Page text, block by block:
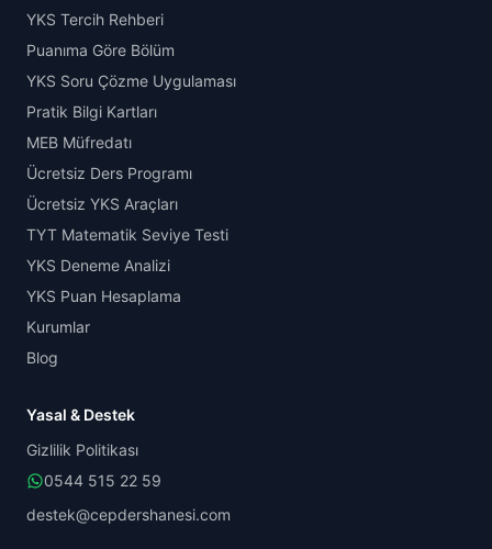
YKS Tercih Rehberi
Puanıma Göre Bölüm
YKS Soru Çözme Uygulaması
Pratik Bilgi Kartları
MEB Müfredatı
Ücretsiz Ders Programı
Ücretsiz YKS Araçları
TYT Matematik Seviye Testi
YKS Deneme Analizi
YKS Puan Hesaplama
Kurumlar
Blog
Yasal & Destek
Gizlilik Politikası
0544 515 22 59
destek@cepdershanesi.com